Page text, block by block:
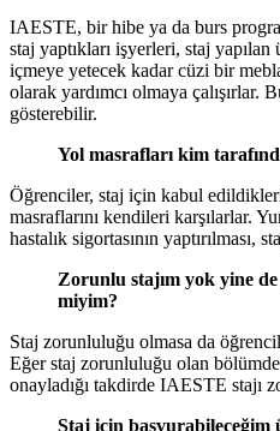
IAESTE, bir hibe ya da burs
staj yaptıkları işyerleri, staj
içmeye yetecek kadar cüzi bir
olarak yardımcı olmaya çalışırlar.
gösterebilir.
Yol masrafları kim
Öğrenciler, staj için kabul
masraflarını kendileri karşılarlar.
hastalık sigortasının yaptırılması,
Zorunlu stajım yok yine
miyim?
Staj zorunluluğu olmasa da
Eğer staj zorunluluğu olan
onayladığı takdirde IAESTE stajı
Staj için başvurabileceğim